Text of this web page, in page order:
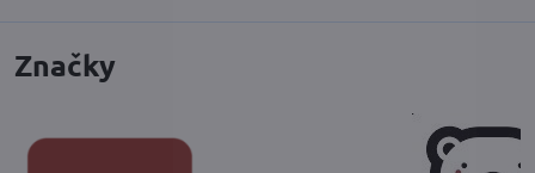
Značky